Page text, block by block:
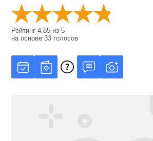
Рейтинг4.85 из5
на основе33 голосов